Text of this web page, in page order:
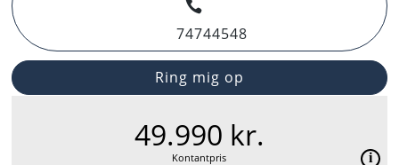
74744548
Ring mig op
49.990 kr.
Kontantpris